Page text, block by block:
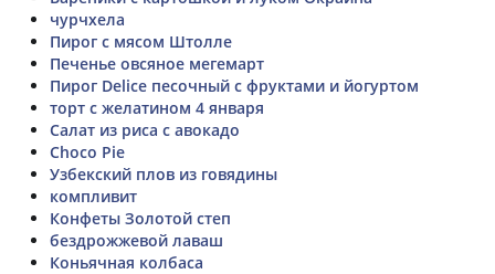
чурчхела
Пирог с мясом Штолле
Печенье овсяное мегемарт
Пирог Delice песочный с фруктами и йогуртом
торт с желатином 4 января
Салат из риса с авокадо
Choco Pie
Узбекский плов из говядины
компливит
Конфеты Золотой степ
бездрожжевой лаваш
Коньячная колбаса